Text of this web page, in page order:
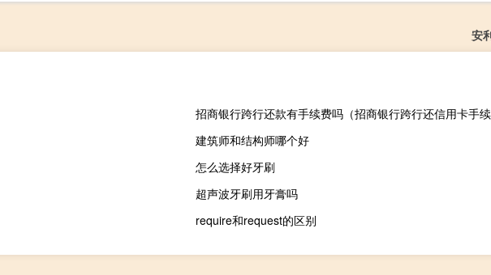
安
建筑师和结构师哪个好
怎么选择好牙刷
超声波牙刷用牙膏吗
require和request的区别